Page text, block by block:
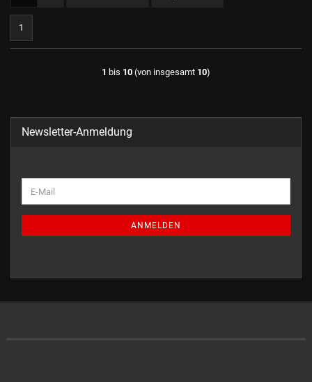
1
1 bis 10 (von insgesamt 10)
Newsletter-Anmeldung
ANMELDEN